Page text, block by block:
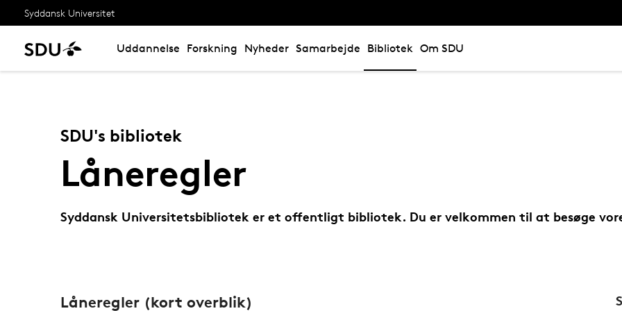
Syddansk Universitet
Uddannelse Forskning Nyheder Samarbejde Bibliotek Om SDU
SDU's bibliotek
Låneregler
Syddansk Universitetsbibliotek er et offentligt bibliotek. Du er velkommen til at besøge
Låneregler (kort overblik)